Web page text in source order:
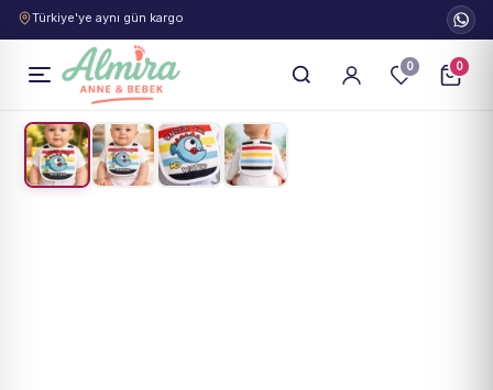
Türkiye'ye aynı gün kargo
0 0
1/4